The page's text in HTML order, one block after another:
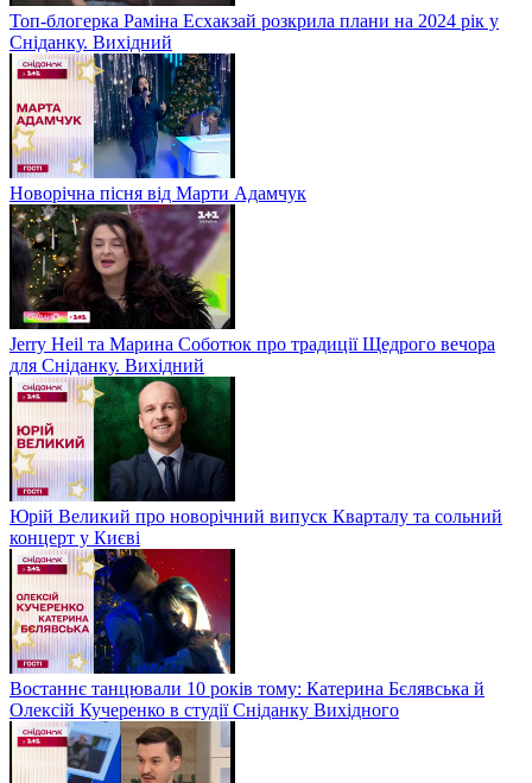
Топ-блогерка Раміна Есхакзай розкрила плани на 2024 рік у
Сніданку. Вихідний
Новорічна пісня від Марти Адамчук
Jerry Heil та Марина Соботюк про традиції Щедрого вечора
для Сніданку. Вихідний
Юрій Великий про новорічний випуск Кварталу та сольний
концерт у Києві
Востаннє танцювали 10 років тому: Катерина Бєлявська й
Олексій Кучеренко в студії Сніданку Вихідного